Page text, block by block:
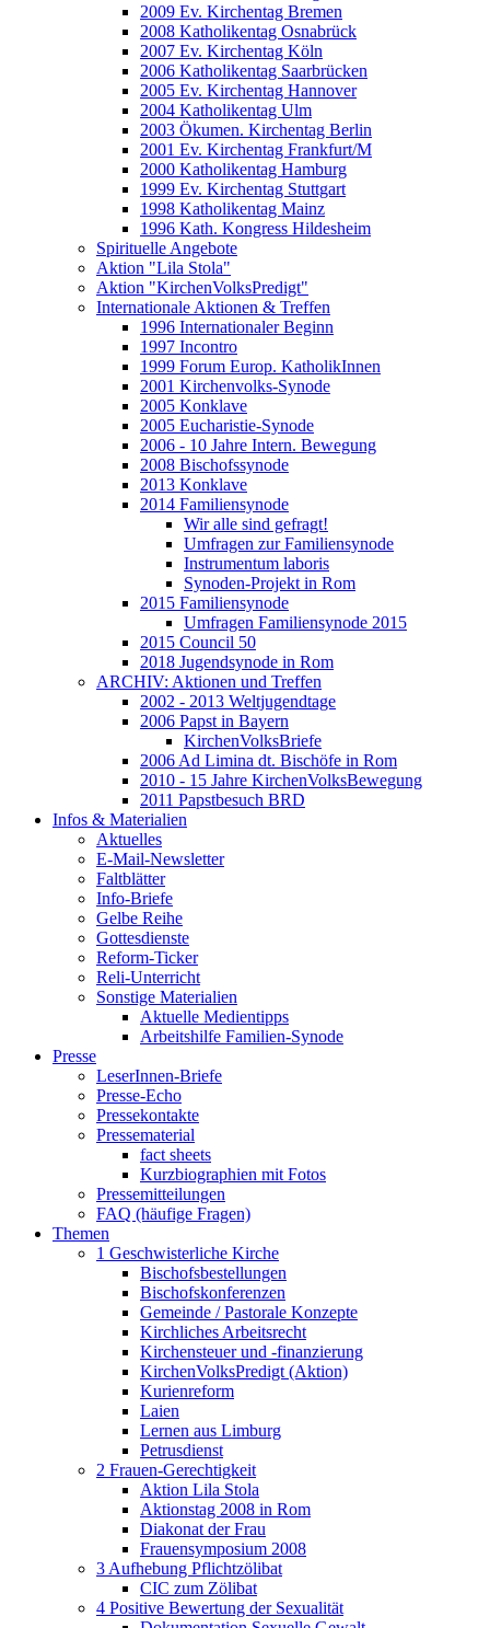
2009 Ev. Kirchentag Bremen
2008 Katholikentag Osnabrück
2007 Ev. Kirchentag Köln
2006 Katholikentag Saarbrücken
2005 Ev. Kirchentag Hannover
2004 Katholikentag Ulm
2003 Ökumen. Kirchentag Berlin
2001 Ev. Kirchentag Frankfurt/M
2000 Katholikentag Hamburg
1999 Ev. Kirchentag Stuttgart
1998 Katholikentag Mainz
1996 Kath. Kongress Hildesheim
Spirituelle Angebote
Aktion "Lila Stola"
Aktion "KirchenVolksPredigt"
Internationale Aktionen & Treffen
1996 Internationaler Beginn
1997 Incontro
1999 Forum Europ. KatholikInnen
2001 Kirchenvolks-Synode
2005 Konklave
2005 Eucharistie-Synode
2006 - 10 Jahre Intern. Bewegung
2008 Bischofssynode
2013 Konklave
2014 Familiensynode
Wir alle sind gefragt!
Umfragen zur Familiensynode
Instrumentum laboris
Synoden-Projekt in Rom
2015 Familiensynode
Umfragen Familiensynode 2015
2015 Council 50
2018 Jugendsynode in Rom
ARCHIV: Aktionen und Treffen
2002 - 2013 Weltjugendtage
2006 Papst in Bayern
KirchenVolksBriefe
2006 Ad Limina dt. Bischöfe in Rom
2010 - 15 Jahre KirchenVolksBewegung
2011 Papstbesuch BRD
Infos & Materialien
Aktuelles
E-Mail-Newsletter
Faltblätter
Info-Briefe
Gelbe Reihe
Gottesdienste
Reform-Ticker
Reli-Unterricht
Sonstige Materialien
Aktuelle Medientipps
Arbeitshilfe Familien-Synode
Presse
LeserInnen-Briefe
Presse-Echo
Pressekontakte
Pressematerial
fact sheets
Kurzbiographien mit Fotos
Pressemitteilungen
FAQ (häufige Fragen)
Themen
1 Geschwisterliche Kirche
Bischofsbestellungen
Bischofskonferenzen
Gemeinde / Pastorale Konzepte
Kirchliches Arbeitsrecht
Kirchensteuer und -finanzierung
KirchenVolksPredigt (Aktion)
Kurienreform
Laien
Lernen aus Limburg
Petrusdienst
2 Frauen-Gerechtigkeit
Aktion Lila Stola
Aktionstag 2008 in Rom
Diakonat der Frau
Frauensymposium 2008
3 Aufhebung Pflichtzölibat
CIC zum Zölibat
4 Positive Bewertung der Sexualität